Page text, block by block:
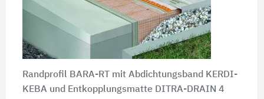
Randprofil BARA-RT mit Abdichtungsband KERDI-
KEBA und Entkopplungsmatte DITRA-DRAIN 4